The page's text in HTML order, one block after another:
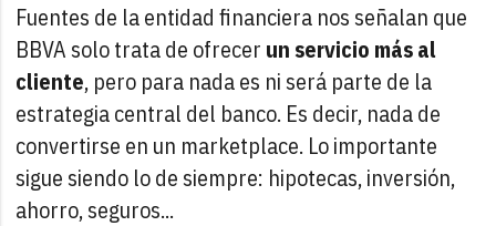
Fuentes de la entidad financiera nos señalan que
BBVA solo trata de ofrecer un servicio más al
cliente, pero para nada es ni será parte de la
estrategia central del banco. Es decir, nada de
convertirse en un marketplace. Lo importante
sigue siendo lo de siempre: hipotecas, inversión,
ahorro, seguros...